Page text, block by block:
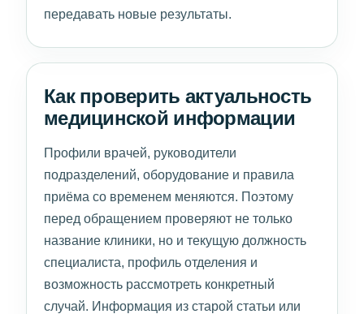
передавать новые результаты.
Как проверить актуальность
медицинской информации
Профили врачей, руководители
подразделений, оборудование и правила
приёма со временем меняются. Поэтому
перед обращением проверяют не только
название клиники, но и текущую должность
специалиста, профиль отделения и
возможность рассмотреть конкретный
случай. Информация из старой статьи или